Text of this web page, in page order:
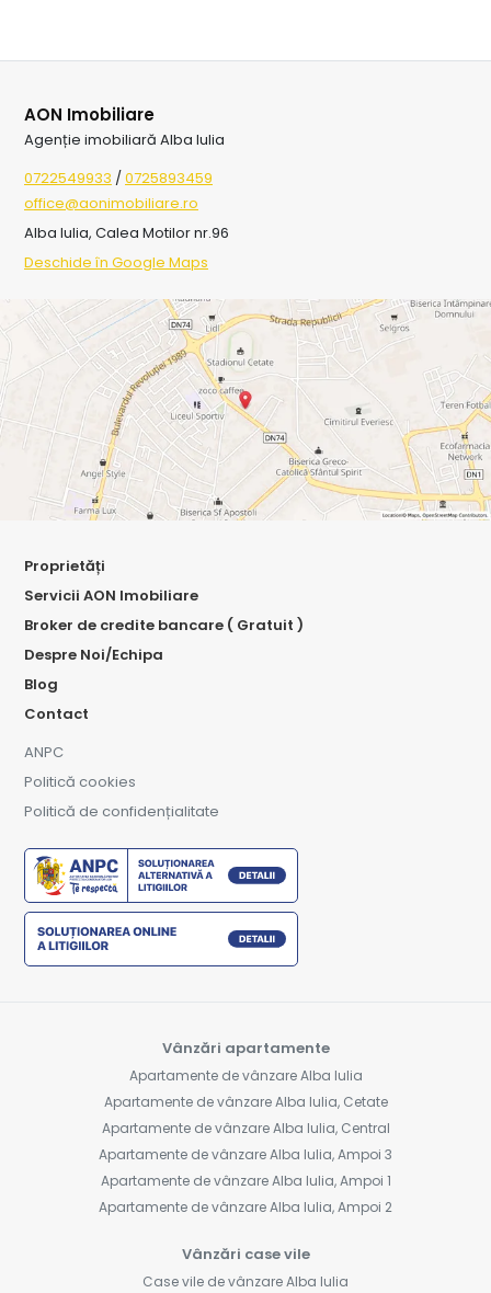
AON Imobiliare
Agenție imobiliară Alba Iulia
0722549933 /0725893459
office@aonimobiliare.ro
Alba Iulia, Calea Motilor nr.96
Deschide în Google Maps
Proprietăți
Servicii AON Imobiliare
Broker de credite bancare ( Gratuit )
Despre Noi/Echipa
Blog
Contact
ANPC
Politică cookies
Politică de confidențialitate
Vânzări apartamente
Apartamente de vânzare Alba Iulia
Apartamente de vânzare Alba Iulia, Cetate
Apartamente de vânzare Alba Iulia, Central
Apartamente de vânzare Alba Iulia, Ampoi 3
Apartamente de vânzare Alba Iulia, Ampoi 1
Apartamente de vânzare Alba Iulia, Ampoi 2
Vânzări case vile
Case vile de vânzare Alba Iulia